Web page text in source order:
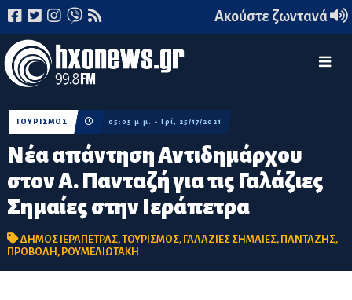
Ακούστε ζωντανά
Νέα απάντηση Αντιδημάρχου
στον Α. Πανταζή για τις Γαλάζιες
Σημαίες στην Ιεράπετρα
ΤΟΥΡΙΣΜΟΣ 05:05 μ.μ. - Τρί, 25/17/2021
ΔΗΜΟΣ ΙΕΡΑΠΕΤΡΑΣ,ΤΟΥΡΙΣΜΟΣ, ΓΑΛΑΖΙΕΣ ΣΗΜΑΙΕΣ, ΠΑΝΤΑΖΗΣ,
ΠΡΟΒΟΛΗ, ΡΟΥΜΕΛΙΩΤΑΚΗ